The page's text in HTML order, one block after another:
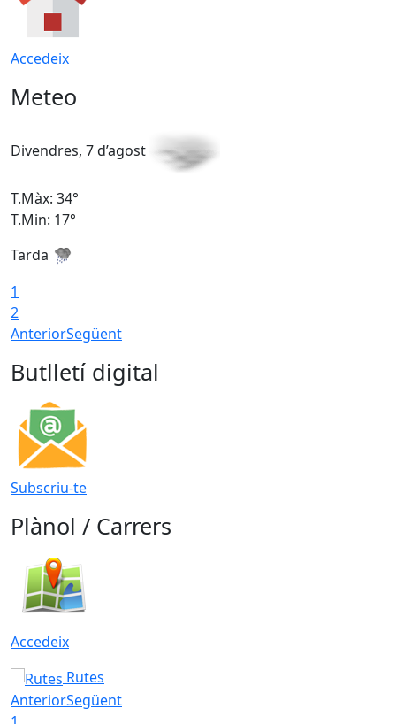
Accedeix
Meteo
Divendres, 7 d’agost
T.Màx: 34°
T.Min: 17°
Tarda
1
2
AnteriorSegüent
Butlletí digital
Subscriu-te
Plànol / Carrers
Accedeix
Rutes
AnteriorSegüent